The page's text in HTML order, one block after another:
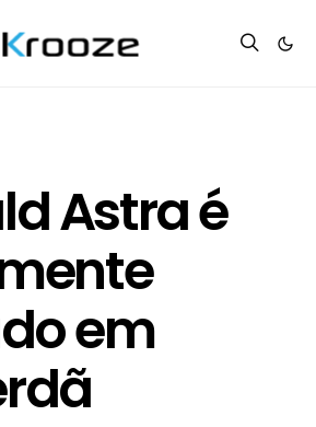
Astra é
em